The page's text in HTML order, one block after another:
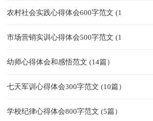
农村社会实践心得体会600字范文 (1
市场营销实训心得体会500字范文 (1
幼师心得体会和感悟范文 (14篇）
七天军训心得体会300字范文 (10篇）
学校纪律心得体会800字范文 (5篇）